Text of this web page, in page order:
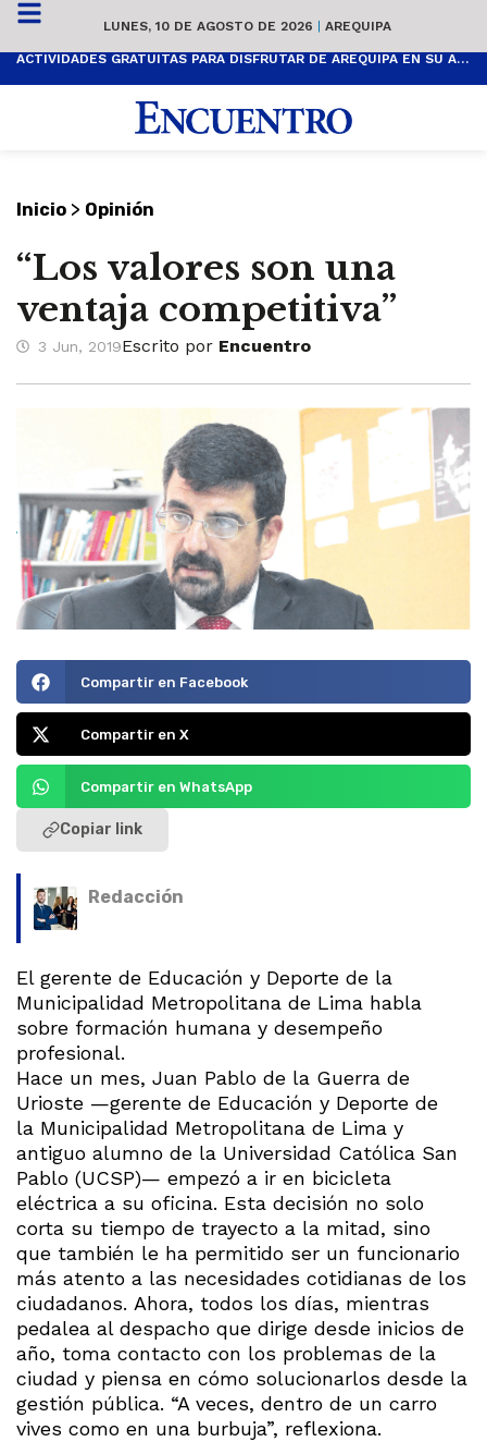
LUNES, 10 DE AGOSTO DE 2026 | AREQUIPA
ACTIVIDADES GRATUITAS PARA DISFRUTAR DE AREQUIPA EN SU ANIVERSARIO
Inicio > Opinión
“Los valores son una
ventaja competitiva”
3 Jun, 2019Escrito por Encuentro
Compartir en Facebook
Compartir en X
Compartir en WhatsApp
Copiar link
Redacción
El gerente de Educación y Deporte de la
Municipalidad Metropolitana de Lima habla
sobre formación humana y desempeño
profesional.
Hace un mes, Juan Pablo de la Guerra de
Urioste —gerente de Educación y Deporte de
la Municipalidad Metropolitana de Lima y
antiguo alumno de la Universidad Católica San
Pablo (UCSP)— empezó a ir en bicicleta
eléctrica a su oficina. Esta decisión no solo
corta su tiempo de trayecto a la mitad, sino
que también le ha permitido ser un funcionario
más atento a las necesidades cotidianas de los
ciudadanos. Ahora, todos los días, mientras
pedalea al despacho que dirige desde inicios de
año, toma contacto con los problemas de la
ciudad y piensa en cómo solucionarlos desde la
gestión pública. “A veces, dentro de un carro
vives como en una burbuja”, reflexiona.